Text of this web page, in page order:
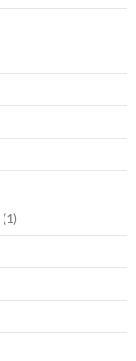
(1)